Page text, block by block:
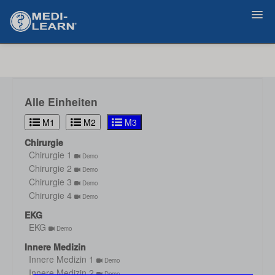
Alle Einheiten
M1 M2
M3
Chirurgie
Chirurgie 1
Demo
Chirurgie 2 Demo
Chirurgie 3 Demo
Chirurgie 4 Demo
EKG
EKG
Demo
Innere Medizin
Innere Medizin 1
Demo
Innere Medizin 2